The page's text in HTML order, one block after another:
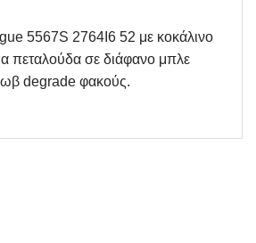
5567S 2764I6 52 με κοκάλινο
πεταλούδα σε διάφανο μπλε
degrade φακούς.